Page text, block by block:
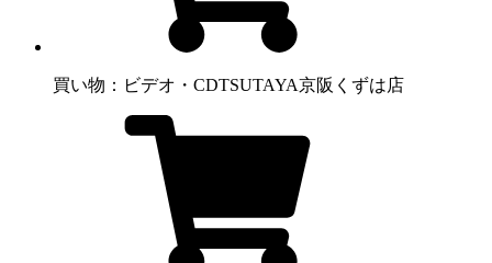
買い物：ビデオ・CDTSUTAYA京阪くずは店